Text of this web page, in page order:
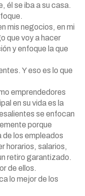
él se iba a su casa.
mis negocios, en mi
que voy a hacer
y enfoque la que
Y eso es lo que
emprendedores
en su vida es la
se enfocan
porque
de los empleados
horarios, salarios,
retiro garantizado.
de ellos.
lo mejor de los